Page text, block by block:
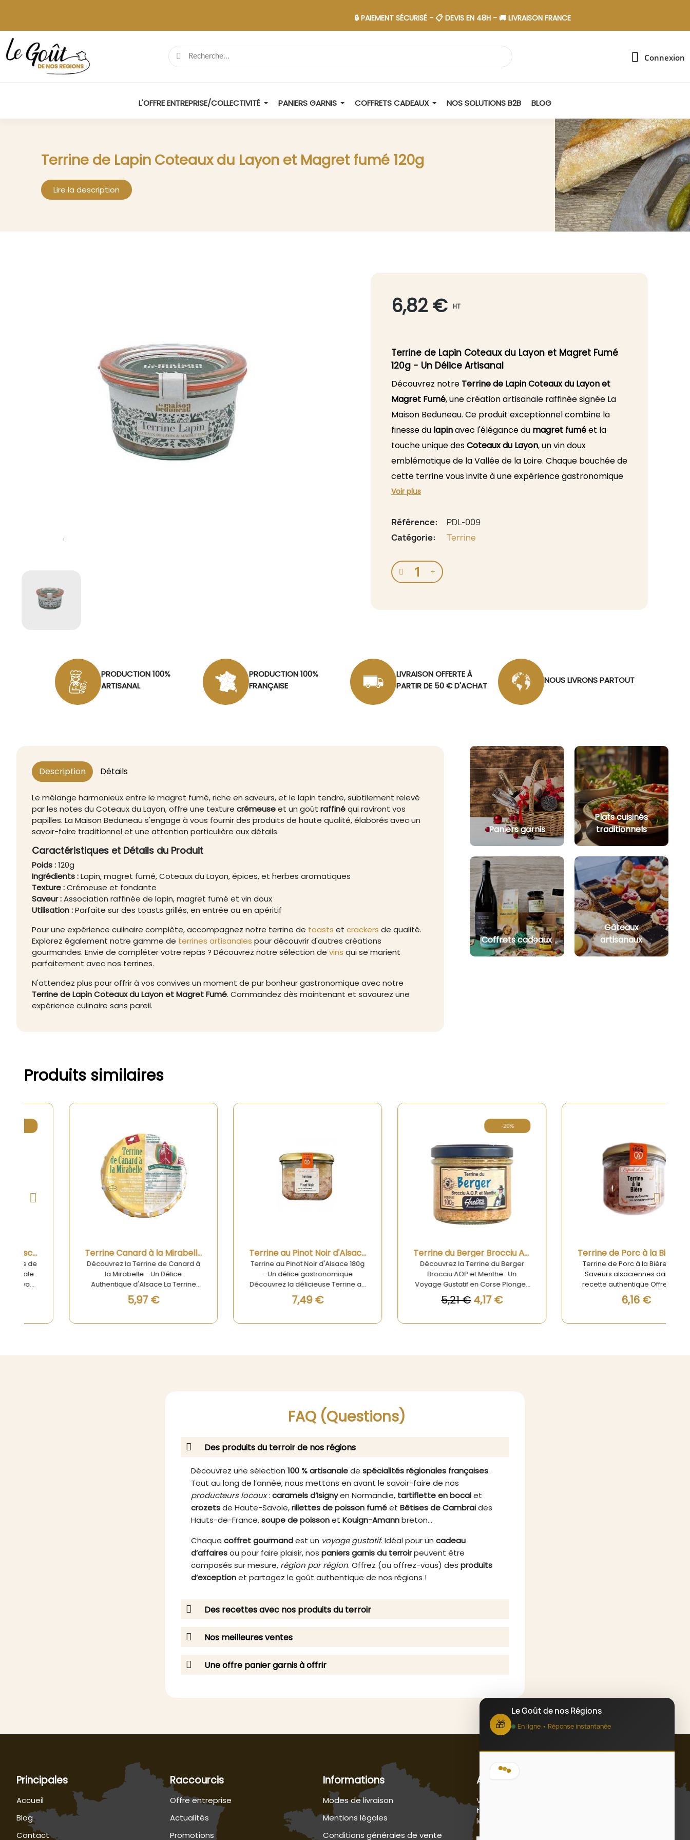
🔒 PAIEMENT SÉCURISÉ - 📋 DEVIS EN 48H - 🚚 LIVRAISON FRANCE - 🎁 ASSEMBLAGE EN ESAT
Connexion
L'OFFRE ENTREPRISE/COLLECTIVITÉ PANIERS GARNIS COFFRETS CADEAUX NOS SOLUTIONS B2B BLOG
Terrine de Lapin Coteaux du Layon et Magret fumé 120g
Lire la description
6,82 € HT
Terrine de Lapin Coteaux du Layon et Magret Fumé
120g - Un Délice Artisanal
Découvrez notre Terrine de Lapin Coteaux du Layon et
Magret Fumé, une création artisanale raffinée signée La
Maison Beduneau. Ce produit exceptionnel combine la
finesse du lapinavec l'élégance du magret fuméet la
touche unique desCoteaux du Layon, un vin doux
emblématique de la Vallée de la Loire. Chaque bouchée de
cette terrine vous invite à une expérience gastronomique
inoubliable, parfaite pour toutes vos occasions, qu'elles
Voir plus
Référence
PDL-009
Catégorie
Terrine
PRODUCTION 100%
ARTISANAL
PRODUCTION 100%
FRANÇAISE
LIVRAISON OFFERTE À
PARTIR DE 50 € D'ACHAT
NOUS LIVRONS PARTOUT
Description Détails
Le mélange harmonieux entre le magret fumé, riche en saveurs, et le lapin tendre, subtilement relevé
par les notes du Coteaux du Layon, offre une texture crémeuseet un goût raffinéqui raviront vos
papilles. La Maison Beduneau s'engage à vous fournir des produits de haute qualité, élaborés avec un
savoir-faire traditionnel et une attention particulière aux détails.
Caractéristiques et Détails du Produit
Poids :120g
Ingrédients :Lapin, magret fumé, Coteaux du Layon, épices, et herbes aromatiques
Texture :Crémeuse et fondante
Saveur :Association raffinée de lapin, magret fumé et vin doux
Utilisation :Parfaite sur des toasts grillés, en entrée ou en apéritif
Pour une expérience culinaire complète, accompagnez notre terrine de toasts et crackers de qualité.
Explorez également notre gamme de terrines artisanales pour découvrir d'autres créations
gourmandes. Envie de compléter votre repas ? Découvrez notre sélection de vins qui se marient
parfaitement avec nos terrines.
N'attendez plus pour offrir à vos convives un moment de pur bonheur gastronomique avec notre
Terrine de Lapin Coteaux du Layon et Magret Fumé. Commandez dès maintenant et savourez une
expérience culinaire sans pareil.
Paniers garnis
Plats cuisinés
traditionnels
Coffrets cadeaux
Gâteaux
artisanaux
Produits similaires
Aperçu rapide Terrine Canard à la Mirabelle 100g
Découvrez la Terrine de Canard à
la Mirabelle - Un Délice
Authentique d'Alsace La Terrine
Canard à la Mirabelle 100g des
Terrines du Barrois est une
culinaire au cœur de l'Alsace.
Aperçu rapide Terrine au Pinot Noir d'Alsace 180g
Terrine au Pinot Noir d'Alsace 180g
- Un délice gastronomique
Découvrez la délicieuse Terrine au
Pinot Noir d'Alsace 180g - une
véritable œuvre d'art
vos papilles avec chaque
rendre vos moments de partage
Aperçu rapide Terrine du Berger Brocciu AOP et menthe 100g
Découvrez la Terrine du Berger
Brocciu AOP et Menthe : Un
Voyage Gustatif en Corse Plongez
dans l'univers envoûtant de la
gastronomie corse avec la Terrine
Ce produit d'exception, élaboré
immédiatement les papilles.
4,17 €
Aperçu rapide Terrine de Porc à la Bière 180g
Terrine de Porc à la Bière 180g –
Saveurs alsaciennes dans une
recette authentique Offrez à vos
papilles une escapade
gourmande au cœur de l’Alsace
Bière artisanale, une spécialité
FAQ (Questions)
Des produits du terroir de nos régions
Découvrez une sélection 100 % artisanalede spécialités régionales françaises.
Tout au long de l’année, nous mettons en avant le savoir-faire de nos
producteurs locaux: caramels d’Isignyen Normandie, tartiflette en bocalet
crozetsde Haute-Savoie,rillettes de poisson fuméet Bêtises de Cambraides
Hauts-de-France,soupe de poissonet Kouign-Amannbreton…
Chaque coffret gourmandest un voyage gustatif. Idéal pour un cadeau
d’affairesou pour faire plaisir, nos paniers garnis du terroirpeuvent être
composés sur mesure, région par région. Offrez (ou offrez-vous) des produits
d’exceptionet partagez le goût authentique de nos régions !
Des recettes avec nos produits du terroir
Nos meilleures ventes
Une offre panier garnis à offrir
Principales
Accueil
Blog
Contact
Raccourcis
Offre entreprise
Actualités
Promotions
Informations
Modes de livraison
Mentions légales
Conditions générales de vente
Abonnez-vous
Vous pouvez vous désinscrire à tout moment. Vous
trouverez pour cela nos informations de contact dans
les conditions d'utilisation du site.
🎁
Le Goût de nos Régions
En ligne • Réponse instantanée
Bonjour ! 👋 Bienvenue chez Le Goût